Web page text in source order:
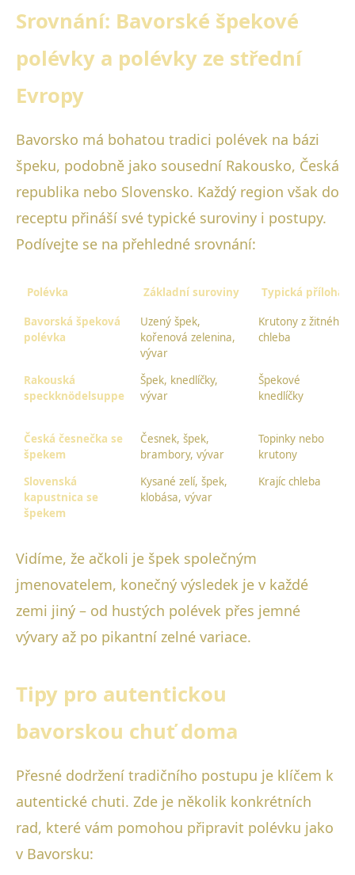
Srovnání: Bavorské špekové
polévky a polévky ze střední
Evropy
Bavorsko má bohatou tradici polévek na bázi
špeku, podobně jako sousední Rakousko, Česká
republika nebo Slovensko. Každý region však do
receptu přináší své typické suroviny i postupy.
Podívejte se na přehledné srovnání:
Polévka Základní suroviny Typická příloha
Bavorská špeková
polévka
Uzený špek,
kořenová zelenina,
vývar
Krutony z žitného
chleba
Rakouská
speckknödelsuppe
Špek, knedlíčky,
vývar
Špekové
knedlíčky
Česká česnečka se
špekem
Česnek, špek,
brambory, vývar
Topinky nebo
krutony
Slovenská
kapustnica se
špekem
Kysané zelí, špek,
klobása, vývar
Krajíc chleba
Vidíme, že ačkoli je špek společným
jmenovatelem, konečný výsledek je v každé
zemi jiný – od hustých polévek přes jemné
vývary až po pikantní zelné variace.
Tipy pro autentickou
bavorskou chuť doma
Přesné dodržení tradičního postupu je klíčem k
autentické chuti. Zde je několik konkrétních
rad, které vám pomohou připravit polévku jako
v Bavorsku: